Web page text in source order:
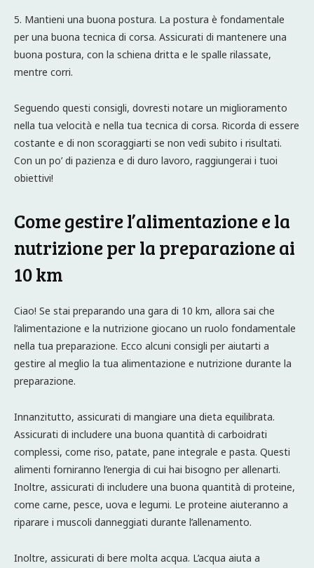
5. Mantieni una buona postura. La postura è fondamentale
per una buona tecnica di corsa. Assicurati di mantenere una
buona postura, con la schiena dritta e le spalle rilassate,
mentre corri.
Seguendo questi consigli, dovresti notare un miglioramento
nella tua velocità e nella tua tecnica di corsa. Ricorda di essere
costante e di non scoraggiarti se non vedi subito i risultati.
Con un po’ di pazienza e di duro lavoro, raggiungerai i tuoi
obiettivi!
Come gestire l’alimentazione e la
nutrizione per la preparazione ai
10 km
Ciao! Se stai preparando una gara di 10 km, allora sai che
l’alimentazione e la nutrizione giocano un ruolo fondamentale
nella tua preparazione. Ecco alcuni consigli per aiutarti a
gestire al meglio la tua alimentazione e nutrizione durante la
preparazione.
Innanzitutto, assicurati di mangiare una dieta equilibrata.
Assicurati di includere una buona quantità di carboidrati
complessi, come riso, patate, pane integrale e pasta. Questi
alimenti forniranno l’energia di cui hai bisogno per allenarti.
Inoltre, assicurati di includere una buona quantità di proteine,
come carne, pesce, uova e legumi. Le proteine aiuteranno a
riparare i muscoli danneggiati durante l’allenamento.
Inoltre, assicurati di bere molta acqua. L’acqua aiuta a